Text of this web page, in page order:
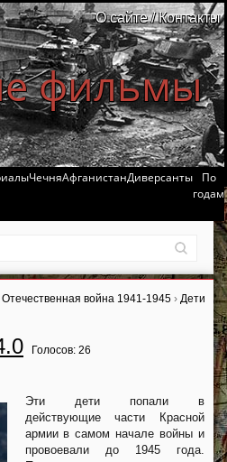
О сайте / Контакты
фильмы
ЧечняАфганистанДиверсанты
По
годам
Отечественная война 1941-1945 › Дети
Голосов: 26
Эти дети попали в
действующие части Красной
армии в самом начале войны и
провоевали до 1945 года.